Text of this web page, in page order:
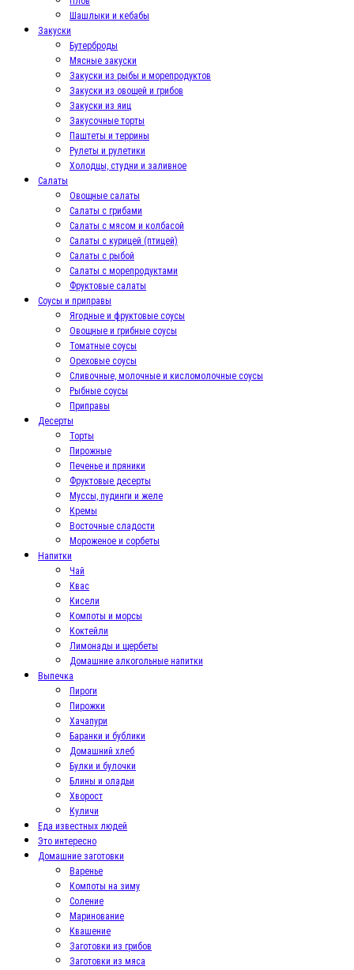
Шашлыки и кебабы
Закуски
Бутерброды
Мясные закуски
Закуски из рыбы и морепродуктов
Закуски из овощей и грибов
Закуски из яиц
Закусочные торты
Паштеты и террины
Рулеты и рулетики
Холодцы, студни и заливное
Салаты
Овощные салаты
Салаты с грибами
Салаты с мясом и колбасой
Салаты с курицей (птицей)
Салаты с рыбой
Салаты с морепродуктами
Фруктовые салаты
Соусы и приправы
Ягодные и фруктовые соусы
Овощные и грибные соусы
Томатные соусы
Ореховые соусы
Сливочные, молочные и кисломолочные соусы
Рыбные соусы
Приправы
Десерты
Торты
Пирожные
Печенье и пряники
Фруктовые десерты
Муссы, пудинги и желе
Кремы
Восточные сладости
Мороженое и сорбеты
Напитки
Чай
Квас
Кисели
Компоты и морсы
Коктейли
Лимонады и щербеты
Домашние алкогольные напитки
Выпечка
Пироги
Пирожки
Хачапури
Баранки и бублики
Домашний хлеб
Булки и булочки
Блины и оладьи
Хворост
Куличи
Еда известных людей
Это интересно
Домашние заготовки
Варенье
Компоты на зиму
Соление
Маринование
Квашение
Заготовки из грибов
Заготовки из мяса